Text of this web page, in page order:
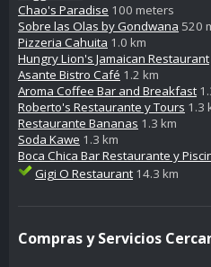
Chao's Paradise 100 meters
Sobre las Olas by Gondwana 520
Pizzeria Cahuita 1.0 km
Hungry Lion's Jamaican Restaurant
Asante Bistro Café 1.2 km
Aroma Coffee Bar and Breakfast
Roberto's Restaurante y Tours 1.3
Restaurante Bananas 1.3 km
Soda Kawe 1.3 km
Boca Chica Bar Restaurante y
Gigi O Restaurant 14.3 km
Compras y Servicios